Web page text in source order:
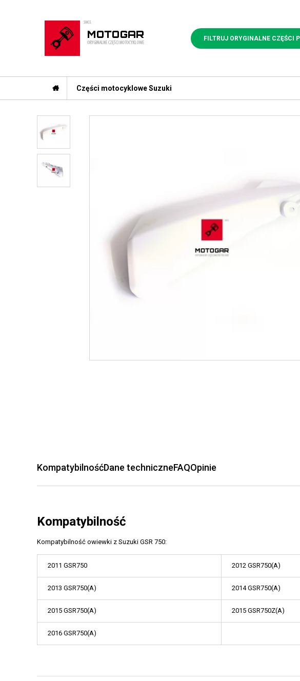
FILTRUJ ORYGINALNE CZĘŚCI
Części motocyklowe Suzuki
KompatybilnośćDane techniczneFAQOpinie
Kompatybilność
Kompatybilność owiewki z Suzuki GSR 750:
2011 GSR750 2012 GSR750(A)
2013 GSR750(A) 2014 GSR750(A)
2015 GSR750(A) 2015 GSR750Z(A)
2016 GSR750(A)